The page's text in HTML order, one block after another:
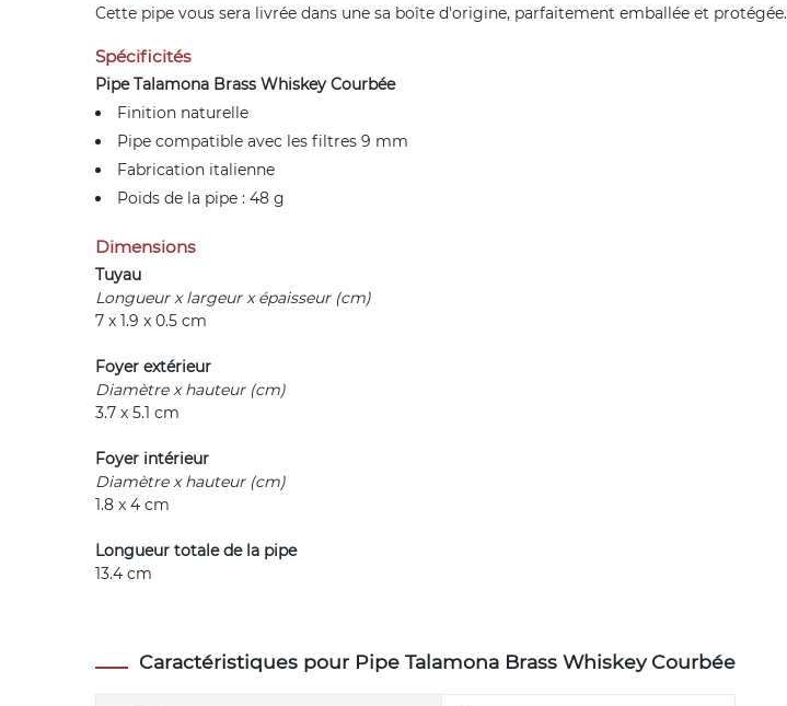
Cette pipe vous sera livrée dans une sa boîte d'origine, parfaitement emballée et protégée.
Spécificités
Pipe Talamona Brass Whiskey Courbée
Finition naturelle
Pipe compatible avec les filtres 9 mm
Fabrication italienne
Poids de la pipe : 48 g
Dimensions
Tuyau
Longueur x largeur x épaisseur (cm)
7 x 1.9 x 0.5 cm
Foyer extérieur
Diamètre x hauteur (cm)
3.7 x 5.1 cm
Foyer intérieur
Diamètre x hauteur (cm)
1.8 x 4 cm
Longueur totale de la pipe
13.4 cm
Caractéristiques pour Pipe Talamona Brass Whiskey Courbée